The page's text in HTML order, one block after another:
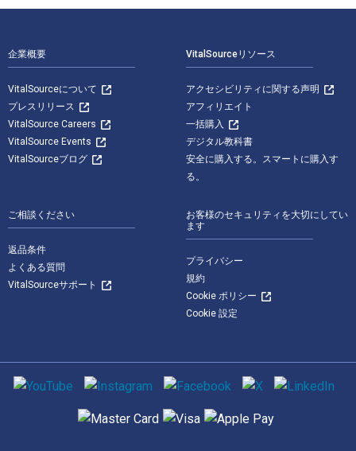
企業概要
VitalSourceについて
プレスリリース
VitalSource Careers
VitalSource Events
VitalSourceブログ
VitalSourceリソース
アクセシビリティに関する声明
アフィリエイト
一括購入
デジタル教科書
安全に購入する。スマートに購入す
る。
ご相談ください
返品条件
よくある質問
VitalSourceサポート
お客様のセキュリティを大切にしてい
ます
プライバシー
規約
Cookie ポリシー
Cookie 設定
ソーシャルメディア
サポートされている支払い方法